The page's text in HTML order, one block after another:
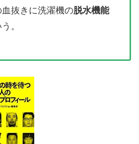
抜きに洗濯機の脱水機能
。